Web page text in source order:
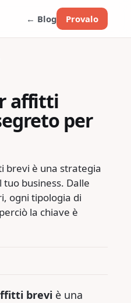
← Blog Provalo
affitti
per
brevi è una strategia
business. Dalle
ogni tipologia di
la chiave è
brevi è una